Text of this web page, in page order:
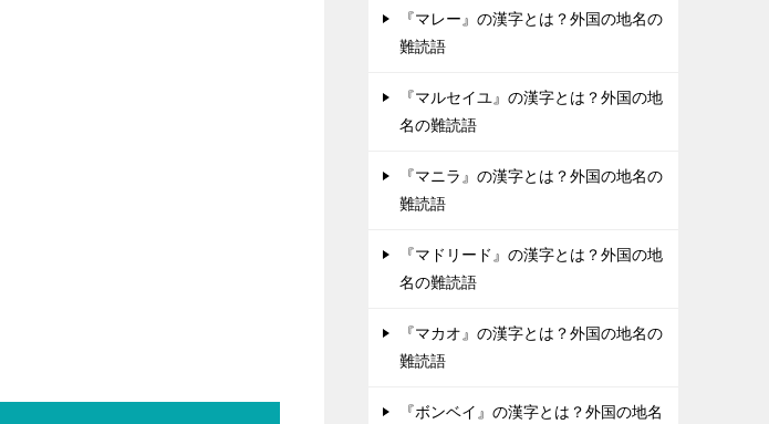
『マレー』の漢字とは？外国の地名の
難読語
『マルセイユ』の漢字とは？外国の地
名の難読語
『マニラ』の漢字とは？外国の地名の
難読語
『マドリード』の漢字とは？外国の地
名の難読語
『マカオ』の漢字とは？外国の地名の
難読語
『ボンベイ』の漢字とは？外国の地名